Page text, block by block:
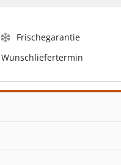
Frischegarantie
Wunschliefertermin